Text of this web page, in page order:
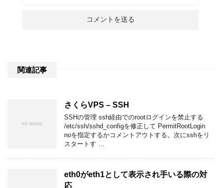
関連記事
さくらVPS – SSH
SSHの管理 ssh経由でのrootログインを禁止する
/etc/ssh/sshd_configを修正して PermitRootLogin
noを指定するかコメントアウトする。次にsshをリ
スタートす …
eth0がeth1として表示され手いる際の対
応